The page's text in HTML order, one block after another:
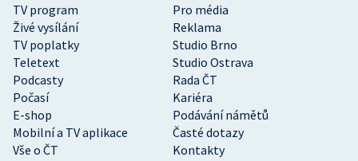
TV program
Pro média
Živé vysílání
Reklama
TV poplatky
Studio Brno
Teletext
Studio Ostrava
Podcasty
Rada ČT
Počasí
Kariéra
E-shop
Podávání námětů
Mobilní a TV aplikace
Časté dotazy
Vše o ČT
Kontakty